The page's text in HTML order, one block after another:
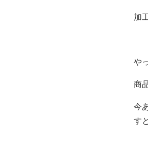
加
や
商
今
す